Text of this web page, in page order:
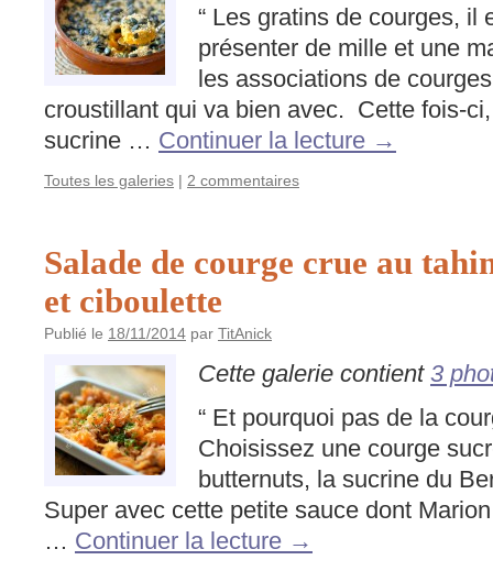
“ Les gratins de courges, il
présenter de mille et une
les associations de
croustillant qui va bien avec. Cette fois-
sucrine … Continuer la lecture →
Toutes les galeries | 2 commentaires
Salade de courge crue au
et ciboulette
Publié le 18/11/2014 par TitAnick
Cette galerie contient 3
“ Et pourquoi pas de la
Choisissez une courge
butternuts, la sucrine du
Super avec cette petite sauce dont
… Continuer la lecture →